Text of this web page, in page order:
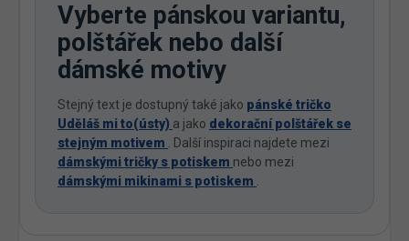
Vyberte pánskou variantu,
polštářek nebo další
dámské motivy
Stejný text je dostupný také jako pánské tričko
Uděláš mi to(ústy) a jako dekorační polštářek se
stejným motivem . Další inspiraci najdete mezi
dámskými tričky s potiskem nebo mezi
dámskými mikinami s potiskem .